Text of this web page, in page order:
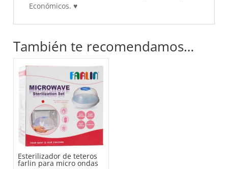
Económicos. ♥
También te recomendamos…
Esterilizador de teteros
farlin para micro ondas